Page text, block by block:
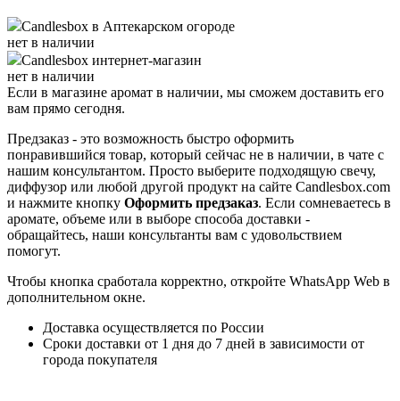
Candlesbox в Аптекарском огороде
нет в наличии
Candlesbox интернет-магазин
нет в наличии
Если в магазине аромат в наличии, мы сможем доставить его
вам прямо сегодня.
Предзаказ - это возможность быстро оформить
понравившийся товар, который сейчас не в наличии, в чате с
нашим консультантом. Просто выберите подходящую свечу,
диффузор или любой другой продукт на сайте Candlesbox.com
и нажмите кнопку Оформить предзаказ. Если сомневаетесь в
аромате, объеме или в выборе способа доставки -
обращайтесь, наши консультанты вам с удовольствием
помогут.
Чтобы кнопка сработала корректно, откройте WhatsApp Web в
дополнительном окне.
Доставка осуществляется по России
Сроки доставки от 1 дня до 7 дней в зависимости от
города покупателя